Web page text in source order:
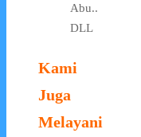
Abu..
DLL
Kami
Juga
Melayani